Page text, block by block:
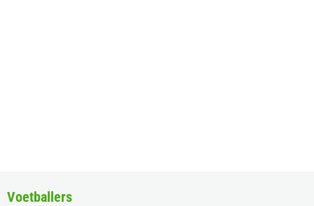
Voetballers